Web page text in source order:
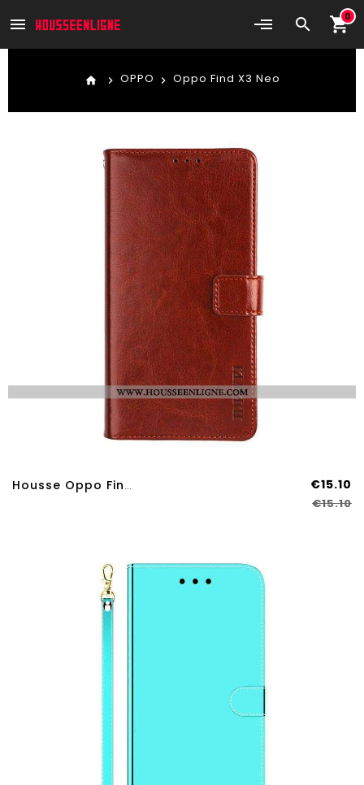
search shopping_cart
0
menu
home OPPO Oppo Find X3 Neo
Housse Oppo Find X3 Neo Simili Cuir IDEWEI €15.10
€15.10